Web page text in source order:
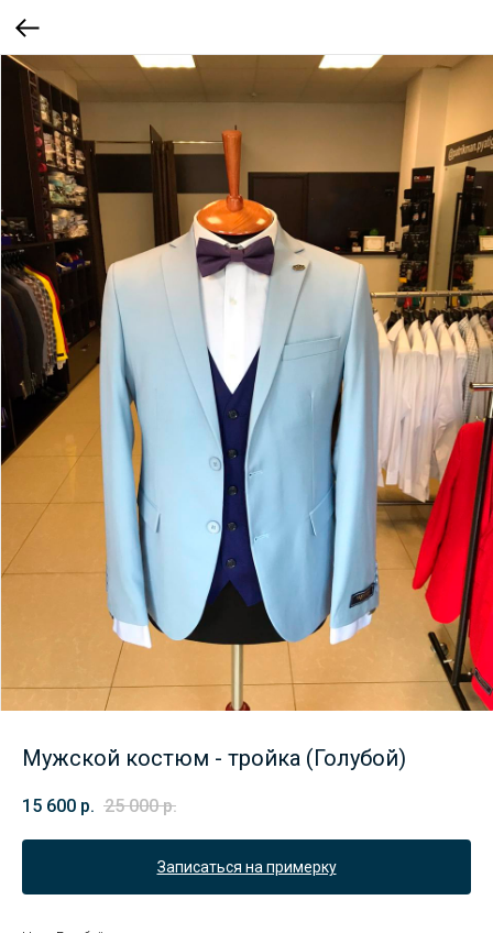
Мужской костюм - тройка (Голубой)
15 600 р. 25 000 р.
Записаться на примерку